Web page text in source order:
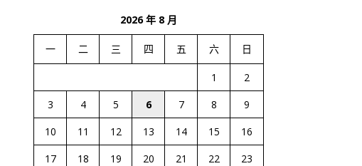
2026 年 8 月
一 二 三 四 五 六 日
1
2
3
4 5 6 7 8
9
10
11 12 13 14 15
16
17
18 19 20 21 22
23